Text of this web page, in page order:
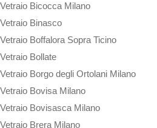
Vetraio Bicocca Milano
Vetraio Binasco
Vetraio Boffalora Sopra Ticino
Vetraio Bollate
Vetraio Borgo degli Ortolani Milano
Vetraio Bovisa Milano
Vetraio Bovisasca Milano
Vetraio Brera Milano